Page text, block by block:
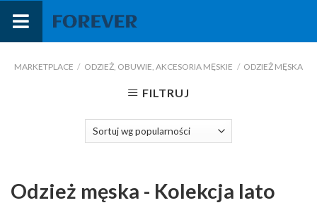
treści
MARKETPLACE / ODZIEŻ, OBUWIE, AKCESORIA MĘSKIE / ODZIEŻ MĘSKA
FILTRUJ
Odzież męska - Kolekcja lato